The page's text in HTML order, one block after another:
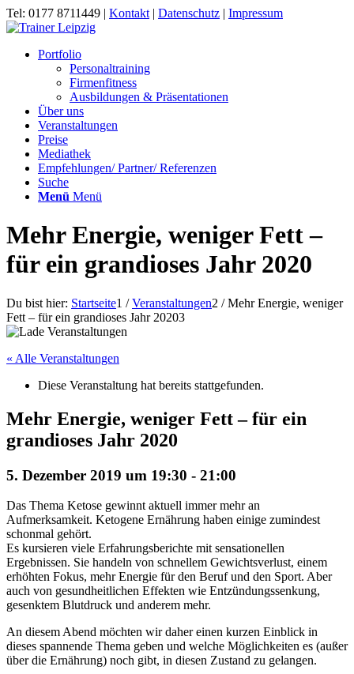
Tel: 0177 8711449 | Kontakt | Datenschutz | Impressum
Portfolio
Personaltraining
Firmenfitness
Ausbildungen & Präsentationen
Über uns
Veranstaltungen
Preise
Mediathek
Empfehlungen/ Partner/ Referenzen
Suche
Menü Menü
Mehr Energie, weniger Fett –
für ein grandioses Jahr 2020
Du bist hier: Startseite1 / Veranstaltungen2 / Mehr Energie, weniger
Fett – für ein grandioses Jahr 20203
« Alle Veranstaltungen
Diese Veranstaltung hat bereits stattgefunden.
Mehr Energie, weniger Fett – für ein
grandioses Jahr 2020
5. Dezember 2019 um 19:30 - 21:00
Das Thema Ketose gewinnt aktuell immer mehr an
Aufmerksamkeit. Ketogene Ernährung haben einige zumindest
schonmal gehört.
Es kursieren viele Erfahrungsberichte mit sensationellen
Ergebnissen. Sie handeln von schnellem Gewichtsverlust, einem
erhöhten Fokus, mehr Energie für den Beruf und den Sport. Aber
auch von gesundheitlichen Effekten wie Entzündungssenkung,
gesenktem Blutdruck und anderem mehr.
An diesem Abend möchten wir daher einen kurzen Einblick in
dieses spannende Thema geben und welche Möglichkeiten es (außer
über die Ernährung) noch gibt, in diesen Zustand zu gelangen.